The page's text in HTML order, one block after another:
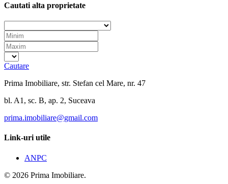
Cautati alta proprietate
Cautare
Prima Imobiliare, str. Stefan cel Mare, nr. 47
bl. A1, sc. B, ap. 2, Suceava
prima.imobiliare@gmail.com
Link-uri utile
ANPC
© 2026 Prima Imobiliare.